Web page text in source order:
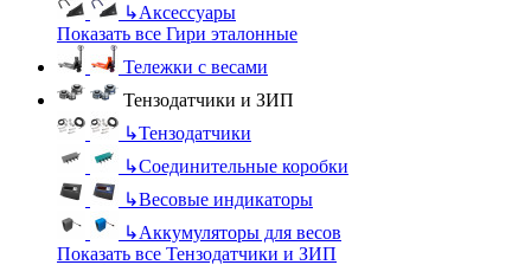
↳Аксессуары
Показать все Гири эталонные
Тележки с весами
Тензодатчики и ЗИП
↳Тензодатчики
↳Соединительные коробки
↳Весовые индикаторы
↳Аккумуляторы для весов
Показать все Тензодатчики и ЗИП